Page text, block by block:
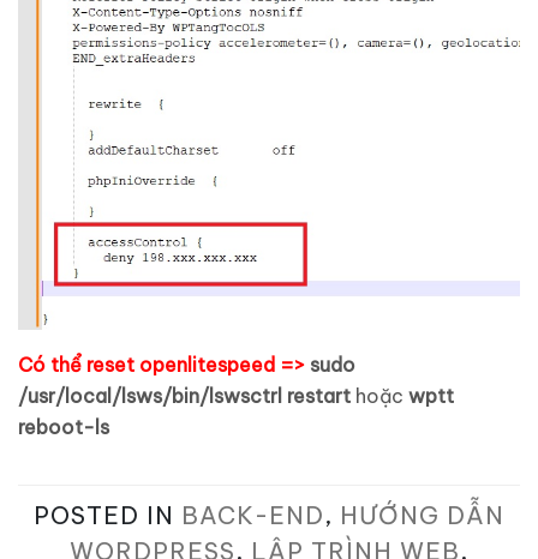
Có thể reset openlitespeed => sudo
/usr/local/lsws/bin/lswsctrl restart hoặc wptt
reboot-ls
POSTED IN BACK-END, HƯỚNG DẪN
WORDPRESS, LẬP TRÌNH WEB,